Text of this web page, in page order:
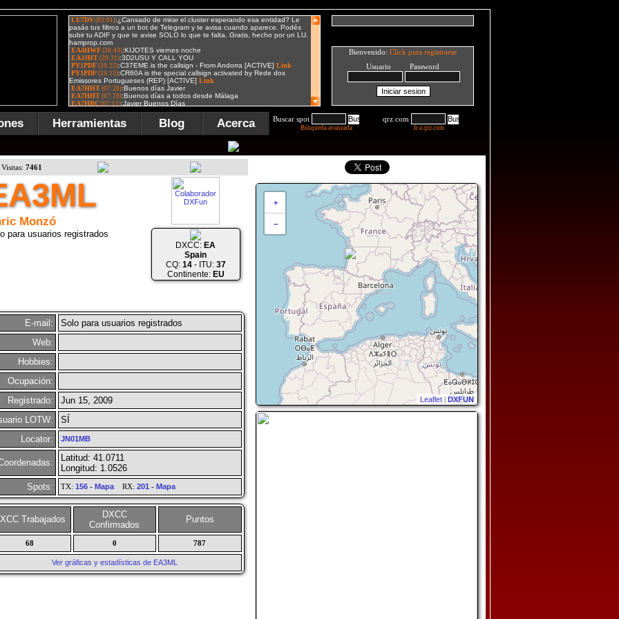
Bienvenido: Click para registrarse
Usuario Password
Herramientas Blog Acerca Buscar spot
Búsqueda avanzada
qrz.com
Ir a qrz.com
Visitas: 7461
+
−
Leaflet | DXFUN
Monzó
para usuarios registrados
DXCC: EA
Spain
CQ: 14- ITU: 37
Continente: EU
E-mail:
Solo para usuarios registrados
Web:
Hobbies:
Ocupación:
Registrado:
Jun 15, 2009
LOTW:
SÍ
Locator:
JN01MB
Latitud: 41.0711
Longitud: 1.0526
Spots:
TX: 156- MapaRX: 201 - Mapa
Trabajados
DXCC
Confirmados
Puntos
68 0 787
Ver gráficas y estadísticas de EA3ML